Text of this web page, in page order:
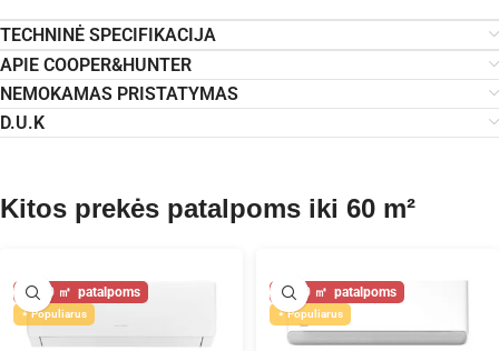
TECHNINĖ SPECIFIKACIJA
APIE COOPER&HUNTER
NEMOKAMAS PRISTATYMAS
D.U.K
Kitos prekės patalpoms iki 60 m²
60
Populiarus
60
Populiarus